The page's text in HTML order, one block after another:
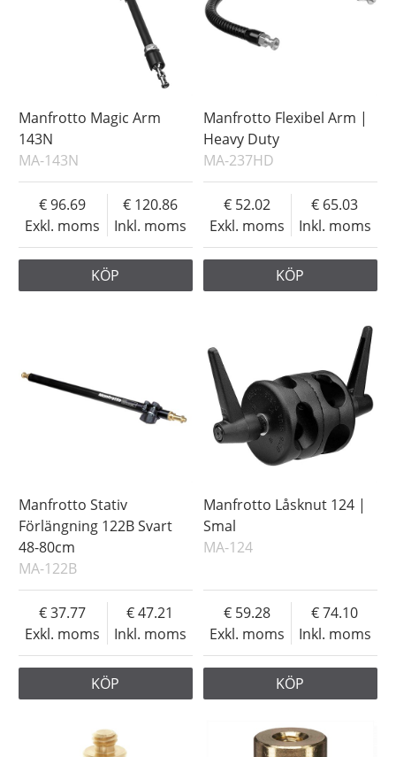
Manfrotto Magic Arm
143N
MA-143N
Exkl. moms
96.69
Inkl. moms
120.86
KÖP
Manfrotto Flexibel Arm |
Heavy Duty
MA-237HD
Exkl. moms
52.02
Inkl. moms
65.03
KÖP
Manfrotto Stativ
Förlängning 122B Svart
48-80cm
MA-122B
Exkl. moms
37.77
Inkl. moms
47.21
KÖP
Manfrotto Låsknut 124 |
Smal
MA-124
Exkl. moms
59.28
Inkl. moms
74.10
KÖP